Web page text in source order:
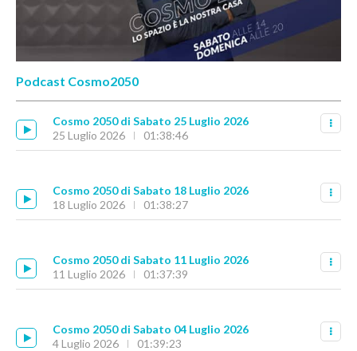
Podcast Cosmo2050
Cosmo 2050 di Sabato 25 Luglio 2026
25 Luglio 2026
01:38:46
Cosmo 2050 di Sabato 18 Luglio 2026
18 Luglio 2026
01:38:27
Cosmo 2050 di Sabato 11 Luglio 2026
11 Luglio 2026
01:37:39
Cosmo 2050 di Sabato 04 Luglio 2026
4 Luglio 2026
01:39:23